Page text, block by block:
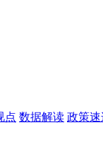
点 数据解读 政策速